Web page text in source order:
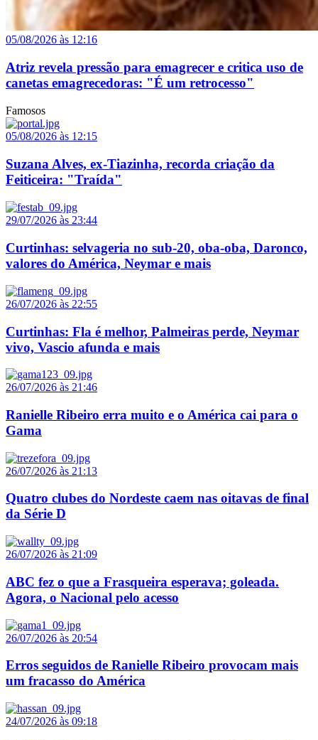
05/08/2026 às 12:16
Atriz revela pressão para emagrecer e critica uso de
canetas emagrecedoras: "É um retrocesso"
Famosos
05/08/2026 às 12:15
Suzana Alves, ex-Tiazinha, recorda criação da
Feiticeira: "Traída"
29/07/2026 às 23:44
Curtinhas: selvageria no sub-20, oba-oba, Daronco,
valores do América, Neymar e mais
26/07/2026 às 22:55
Curtinhas: Fla é melhor, Palmeiras perde, Neymar
vivo, Vascio afunda e mais
26/07/2026 às 21:46
Ranielle Ribeiro erra muito e o América cai para o
Gama
26/07/2026 às 21:13
Quatro clubes do Nordeste caem nas oitavas de final
da Série D
26/07/2026 às 21:09
ABC fez o que a Frasqueira esperava; goleada.
Agora, o Nacional pelo acesso
26/07/2026 às 20:54
Erros seguidos de Ranielle Ribeiro provocam mais
um fracasso do América
24/07/2026 às 09:18